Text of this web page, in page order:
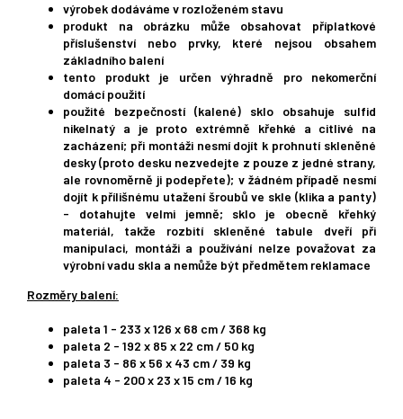
výrobek dodáváme v rozloženém stavu
produkt na obrázku může obsahovat příplatkové
příslušenství nebo prvky, které nejsou obsahem
základního balení
tento produkt je určen výhradně pro nekomerční
domácí použití
použité bezpečností (kalené) sklo obsahuje sulfid
nikelnatý a je proto extrémně křehké a citlivé na
zacházení; při montáži nesmí dojít k prohnutí skleněné
desky (proto desku nezvedejte z pouze z jedné strany,
ale rovnoměrně ji podepřete); v žádném případě nesmí
dojít k přílišnému utažení šroubů ve skle (klika a panty)
- dotahujte velmi jemně; sklo je obecně křehký
materiál, takže rozbití skleněné tabule dveří při
manipulaci, montáži a používání nelze považovat za
výrobní vadu skla a nemůže být předmětem reklamace
Rozměry balení:
paleta 1 - 233 x 126 x 68 cm / 368 kg
paleta 2 - 192 x 85 x 22 cm / 50 kg
paleta 3 - 86 x 56 x 43 cm / 39 kg
paleta 4 - 200 x 23 x 15 cm / 16 kg